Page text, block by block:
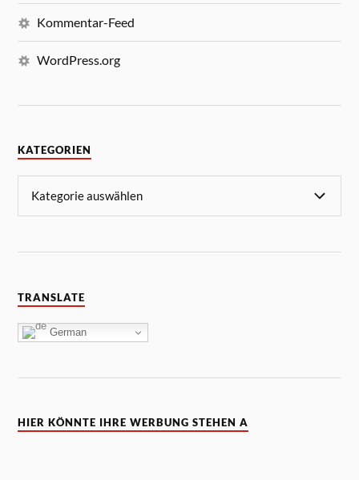
Kommentar-Feed
WordPress.org
KATEGORIEN
TRANSLATE
German
HIER KÖNNTE IHRE WERBUNG STEHEN A